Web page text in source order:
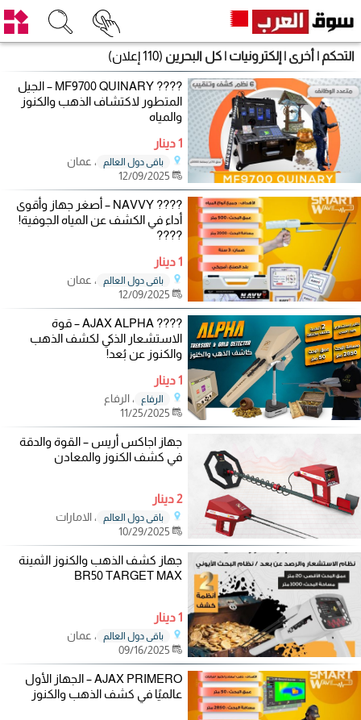
التحكم | أخرى | إلكترونيات | كل البحرين (110 إعلان)
???? MF9700 QUINARY – الجيل
المتطور لاكتشاف الذهب والكنوز
والمياه
1 دينار
باقي دول العالم
، عمان
???? NAVVY – أصغر جهاز وأقوى
أداء في الكشف عن المياه الجوفية!
????
1 دينار
باقي دول العالم
، عمان
???? AJAX ALPHA – قوة
الاستشعار الذكي لكشف الذهب
والكنوز عن بُعد!
1 دينار
الرفاع
، الرفاع
جهاز اجاكس أريس – القوة والدقة
في كشف الكنوز والمعادن
2 دينار
باقي دول العالم
، الامارات
جهاز كشف الذهب والكنوز الثمينة
BR50 TARGET MAX
1 دينار
باقي دول العالم
، عمان
AJAX PRIMERO – الجهاز الأول
عالميًا في كشف الذهب والكنوز